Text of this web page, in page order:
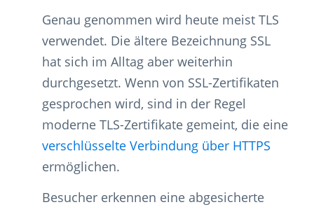
Genau genommen wird heute meist TLS
verwendet. Die ältere Bezeichnung SSL
hat sich im Alltag aber weiterhin
durchgesetzt. Wenn von SSL-Zertifikaten
gesprochen wird, sind in der Regel
moderne TLS-Zertifikate gemeint, die eine
verschlüsselte Verbindung über HTTPS
ermöglichen.
Besucher erkennen eine abgesicherte